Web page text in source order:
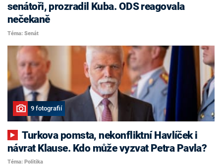
senátoři, prozradil Kuba. ODS reagovala
nečekaně
Téma: Senát
9 fotografií
Turkova pomsta, nekonfliktní Havlíček i
návrat Klause. Kdo může vyzvat Petra Pavla?
Téma: Politika